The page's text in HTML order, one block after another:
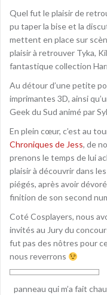
Quel fut le plaisir de
pu taper la bise et la
mettent en place sur
plaisir à retrouver Tyka,
fantastique collection
Au détour d’une petite
imprimantes 3D, ainsi
Geek du Sud animé par
En plein cœur, c’est au
Chroniques de Jess, de
prenons le temps de lui
plaisir à découvrir dans
piégés, après avoir
finition de son second
Coté Cosplayers, nous
invités au Jury du
fut pas des nôtres pour
nous reverrons
panneau qui m’a fait